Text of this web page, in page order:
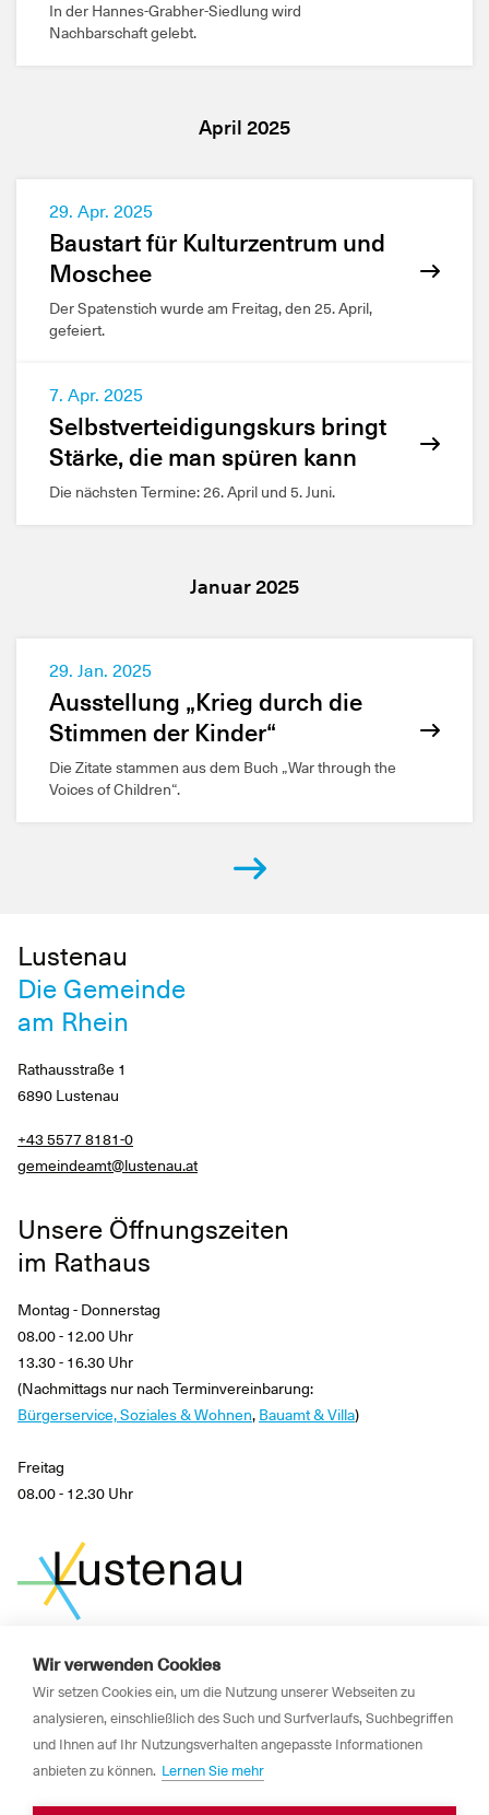
Wir verwenden Cookies
Wir setzen Cookies ein, um die Nutzung unserer Webseiten zu
analysieren, einschließlich des Such und Surfverlaufs, Suchbegriffen
und Ihnen auf Ihr Nutzungsverhalten angepasste Informationen
anbieten zu können. Lernen Sie mehr
In der Hannes-Grabher-Siedlung wird
Nachbarschaft gelebt.
April 2025
29. Apr. 2025
Baustart für Kulturzentrum und
Moschee
Der Spatenstich wurde am Freitag, den 25. April,
gefeiert.
7. Apr. 2025
Selbstverteidigungskurs bringt
Stärke, die man spüren kann
Die nächsten Termine: 26. April und 5. Juni.
Januar 2025
29. Jan. 2025
Ausstellung „Krieg durch die
Stimmen der Kinder“
Die Zitate stammen aus dem Buch „War through the
Voices of Children“.
Lustenau
Die Gemeinde
am Rhein
Rathausstraße 1
6890 Lustenau
+43 5577 8181-0
gemeindeamt@lustenau.at
Unsere Öffnungszeiten
im Rathaus
Montag - Donnerstag
08.00 - 12.00 Uhr
13.30 - 16.30 Uhr
(Nachmittags nur nach Terminvereinbarung:
Bürgerservice, Soziales & Wohnen, Bauamt & Villa)
Freitag
08.00 - 12.30 Uhr
News
Newsletter
Impressum
Datenschutzerklärung